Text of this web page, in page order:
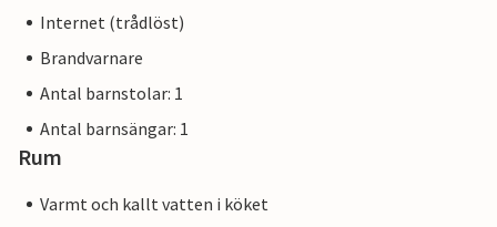
Internet (trådlöst)
Brandvarnare
Antal barnstolar: 1
Antal barnsängar: 1
Rum
Varmt och kallt vatten i köket